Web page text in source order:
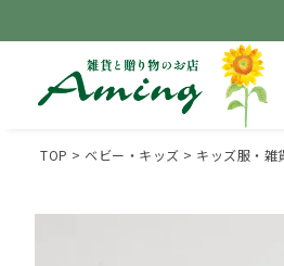
TOP ベビー・キッズ キッズ服・雑